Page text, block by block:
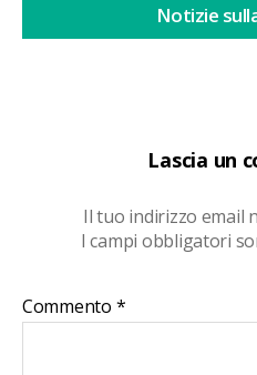
Lascia un
Il tuo indirizzo email
I campi obbligatori
Commento *
Notizie